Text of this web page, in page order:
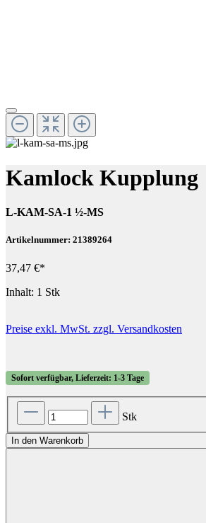
Kamlock Kupplung
L-KAM-SA-1 ½-MS
Artikelnummer: 21389264
37,47 €*
Inhalt: 1 Stk
Preise exkl. MwSt. zzgl. Versandkosten
Sofort verfügbar, Lieferzeit: 1-3 Tage
Stk
In den Warenkorb